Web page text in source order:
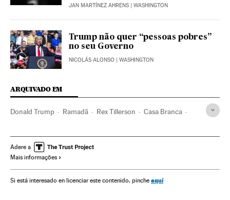
JAN MARTÍNEZ AHRENS | WASHINGTON
Trump não quer “pessoas pobres”
no seu Governo
NICOLÁS ALONSO | WASHINGTON
ARQUIVADO EM
Donald Trump Ramadã Rex Tillerson Casa Branca
América Religião Administração Estado
Administração pública
Adere a
Mais informações
Si está interesado en licenciar este contenido, pinche aquí